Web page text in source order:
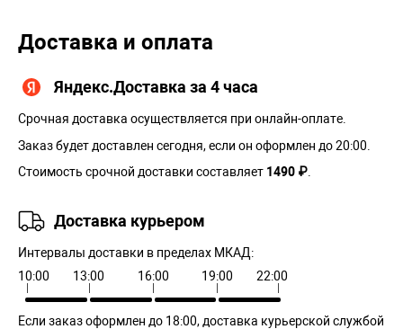
Доставка и оплата
Яндекс.Доставка за 4 часа
Срочная доставка осуществляется при онлайн-оплате.
Заказ будет доставлен сегодня, если он оформлен до 20:00.
Стоимость срочной доставки составляет 1490 ₽
Доставка курьером
Интервалы доставки в пределах МКАД:
10:00
13:00 16:00 19:00 22:00
Если заказ оформлен до 18:00, доставка курьерской службой